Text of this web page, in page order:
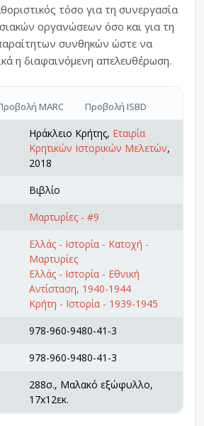
τόσο για τη συνεργασία
οργανώσεων όσο και για τη
συνθηκών ώστε να
η διαφαινόμενη απελευθέρωση.
MARC Προβολή ISBD
Ηράκλειο Κρήτης, Εταιρία
Κρητικών Ιστορικών Μελετών,
2018
Βιβλίο
Μαρτυρίες - #9
Ελλάς - Ιστορία - Κατοχή -
Μαρτυρίες
Ελλάς - Ιστορία - Εθνική
Αντίσταση, 1940-1944
Κρήτη - Ιστορία - 1939-1945
978-960-9480-41-3
978-960-9480-41-3
288σ., Μαλακό εξώφυλλο,
17x12εκ.